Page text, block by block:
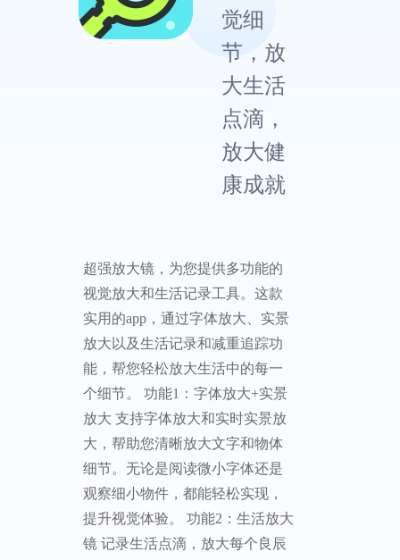
觉细
节，放
大生活
点滴，
放大健
康成就
超强放大镜，为您提供多功能的
视觉放大和生活记录工具。这款
实用的app，通过字体放大、实景
放大以及生活记录和减重追踪功
能，帮您轻松放大生活中的每一
个细节。 功能1：字体放大+实景
放大 支持字体放大和实时实景放
大，帮助您清晰放大文字和物体
细节。无论是阅读微小字体还是
观察细小物件，都能轻松实现，
提升视觉体验。 功能2：生活放大
镜 记录生活点滴，放大每个良辰